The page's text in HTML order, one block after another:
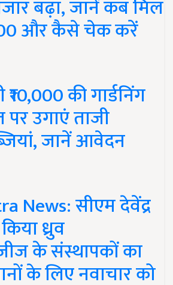
बढ़ा, जानें कब मिल
और कैसे चेक करें
की गार्डनिंग
उगाएं ताजी
जानें आवेदन
News: सीएम देवेंद्र
ध्रुव
के संस्थापकों का
के लिए नवाचार को